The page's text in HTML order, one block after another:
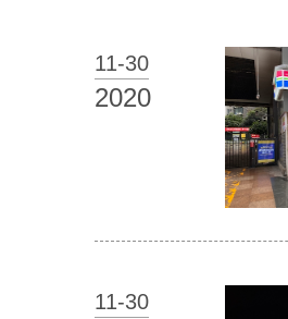
11-30
2020
11-30